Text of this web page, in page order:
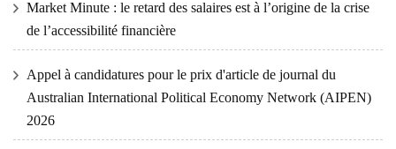
Market Minute : le retard des salaires est à l’origine de la crise
de l’accessibilité financière
Appel à candidatures pour le prix d'article de journal du
Australian International Political Economy Network (AIPEN)
2026